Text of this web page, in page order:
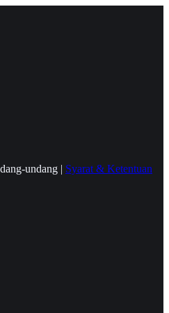
undang | Syarat & Ketentuan